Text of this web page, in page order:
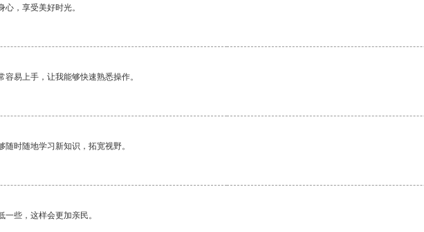
，享受美好时光。
易上手，让我能够快速熟悉操作。
时随地学习新知识，拓宽视野。
些，这样会更加亲民。